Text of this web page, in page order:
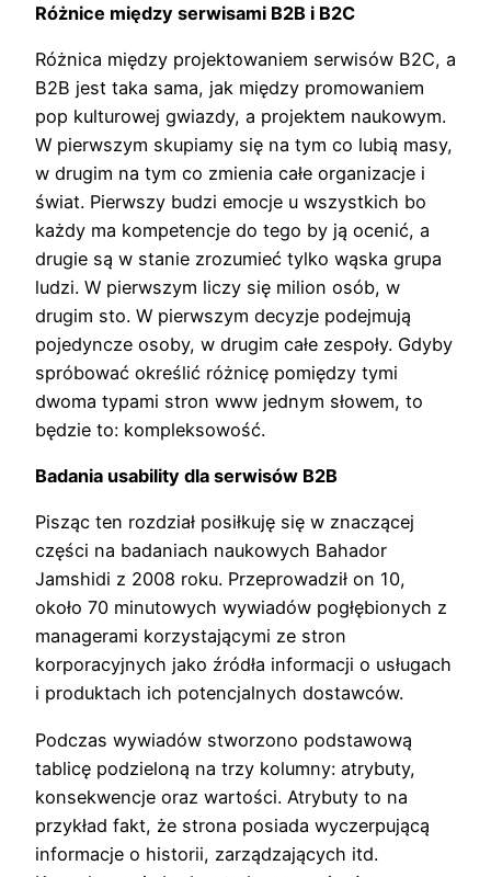
Różnice między serwisami B2B i B2C
Różnica między projektowaniem serwisów B2C, a
B2B jest taka sama, jak między promowaniem
pop kulturowej gwiazdy, a projektem naukowym.
W pierwszym skupiamy się na tym co lubią masy,
w drugim na tym co zmienia całe organizacje i
świat. Pierwszy budzi emocje u wszystkich bo
każdy ma kompetencje do tego by ją ocenić, a
drugie są w stanie zrozumieć tylko wąska grupa
ludzi. W pierwszym liczy się milion osób, w
drugim sto. W pierwszym decyzje podejmują
pojedyncze osoby, w drugim całe zespoły. Gdyby
spróbować określić różnicę pomiędzy tymi
dwoma typami stron www jednym słowem, to
będzie to: kompleksowość.
Badania usability dla serwisów B2B
Pisząc ten rozdział posiłkuję się w znaczącej
części na badaniach naukowych Bahador
Jamshidi z 2008 roku. Przeprowadził on 10,
około 70 minutowych wywiadów pogłębionych z
managerami korzystającymi ze stron
korporacyjnych jako źródła informacji o usługach
i produktach ich potencjalnych dostawców.
Podczas wywiadów stworzono podstawową
tablicę podzieloną na trzy kolumny: atrybuty,
konsekwencje oraz wartości. Atrybuty to na
przykład fakt, że strona posiada wyczerpującą
informacje o historii, zarządzających itd.